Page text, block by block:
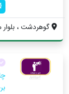
گوهردشت ، بلوار